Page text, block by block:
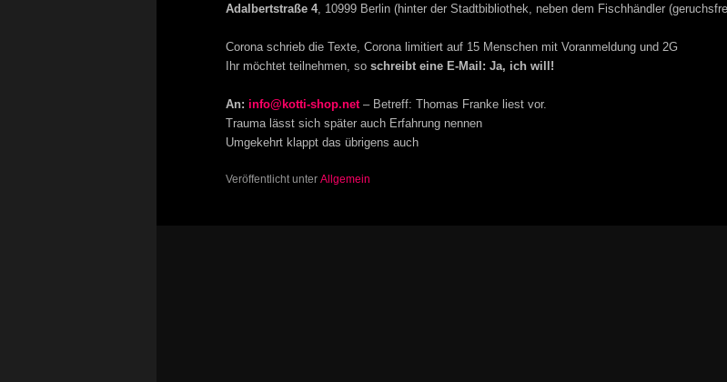
Adalbertstraße 4, 10999 Berlin (hinter der Stadtbibliothek, neben dem Fischhändler
Corona schrieb die Texte, Corona limitiert auf 15 Menschen mit Voranmeldung und 2G
Ihr möchtet teilnehmen, so schreibt eine E-Mail: Ja, ich will!
An: info@kotti-shop.net– Betreff: Thomas Franke liest vor.
Trauma lässt sich später auch Erfahrung nennen
Umgekehrt klappt das übrigens auch
Veröffentlicht unter Allgemein